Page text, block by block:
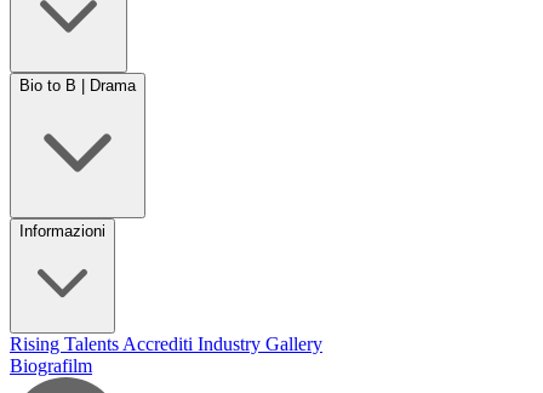
Bio to B | Drama
Informazioni
Rising Talents Accrediti Industry Gallery
Biografilm